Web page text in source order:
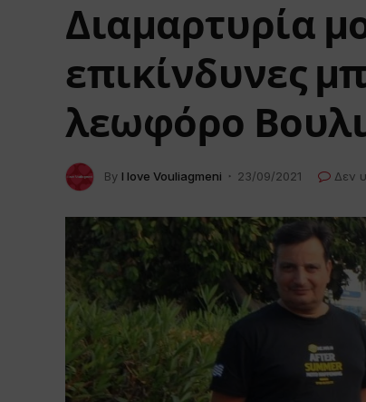
Διαμαρτυρία
επικίνδυνες
λεωφόρο
By I love Vouliagmeni 23/09/2021 Δεν